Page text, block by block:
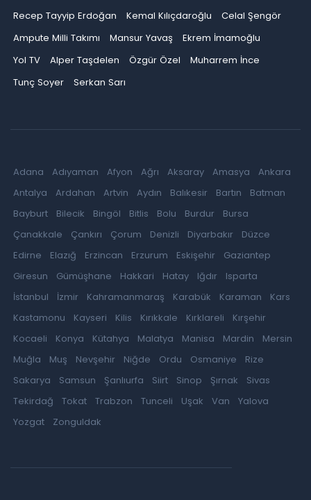
Recep Tayyip Erdoğan Kemal Kılıçdaroğlu
Celal Şengör
Ampute Milli Takımı
Mansur Yavaş
Ekrem İmamoğlu
Yol TV
Alper Taşdelen Özgür Özel
Muharrem İnce
Tunç Soyer
Serkan Sarı
Adana Adıyaman Afyon Ağrı Aksaray Amasya
Ankara
Antalya
Ardahan Artvin Aydın Balıkesir Bartın
Batman
Bayburt
Bilecik Bingöl Bitlis Bolu Burdur
Bursa
Çanakkale
Çankırı Çorum Denizli Diyarbakır
Düzce
Edirne
Elazığ Erzincan Erzurum Eskişehir
Gaziantep
Giresun
Gümüşhane Hakkari Hatay Iğdır
Isparta
İstanbul
İzmir Kahramanmaraş Karabük Karaman
Kars
Kastamonu
Kayseri Kilis Kırıkkale Kırklareli
Kırşehir
Kocaeli
Konya Kütahya Malatya Manisa Mardin
Mersin
Muğla
Muş Nevşehir Niğde Ordu Osmaniye
Rize
Sakarya
Samsun Şanlıurfa Siirt Sinop Şırnak
Sivas
Tekirdağ
Tokat Trabzon Tunceli Uşak Van
Yalova
Yozgat
Zonguldak